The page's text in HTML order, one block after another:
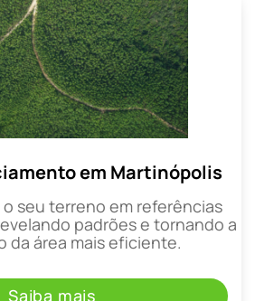
em Martinópolis
seu terreno em referências
padrões e tornando a
da área mais eficiente.
Saiba mais